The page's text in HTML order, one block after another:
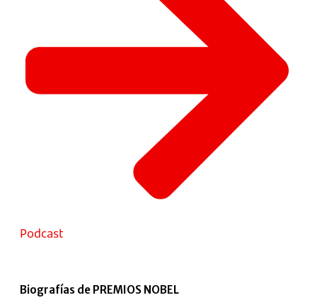
Podcast
Biografías de PREMIOS NOBEL